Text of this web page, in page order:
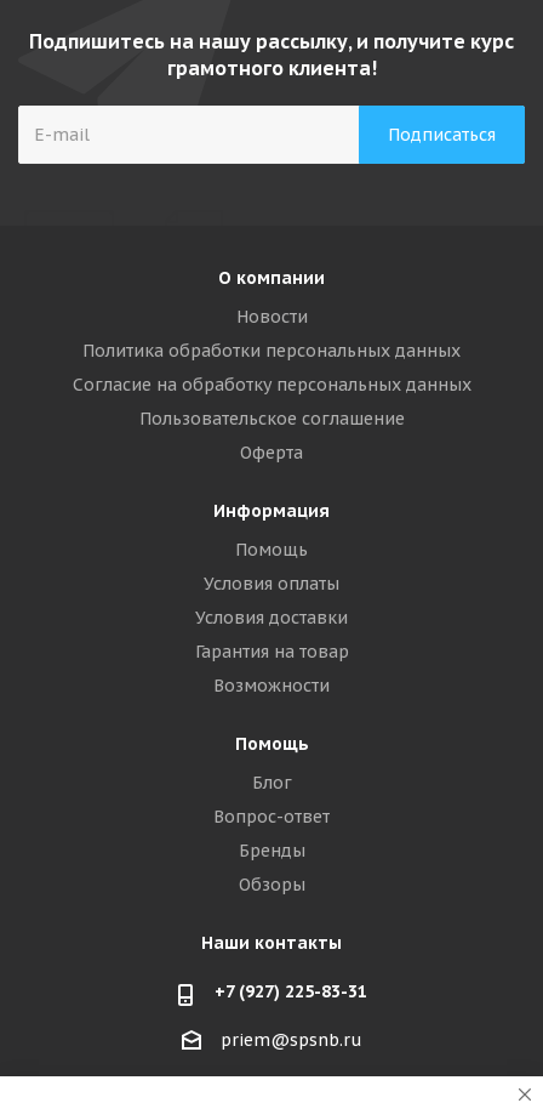
Подпишитесь на нашу рассылку, и получите курс
грамотного клиента!
О компании
Новости
Политика обработки персональных данных
Согласие на обработку персональных данных
Пользовательское соглашение
Оферта
Информация
Помощь
Условия оплаты
Условия доставки
Гарантия на товар
Возможности
Помощь
Блог
Вопрос-ответ
Бренды
Обзоры
Наши контакты
+7 (927) 225-83-31
priem@spsnb.ru